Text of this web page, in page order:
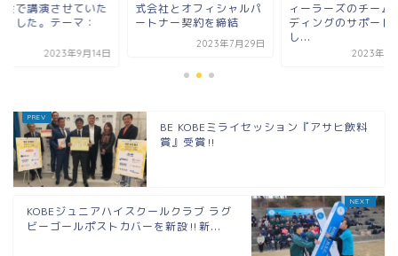
会で講演させていた
ました。テーマ：
2023年9月14日
式会社とオフィシャルパ
ートナー契約を締結
2023年7月29日
ィーラーズのチーム
ディングのサポート
し...
2023年10
BE KOBEミライセッション『アサヒ飲料
賞』受賞‼
KOBEジュニアハイスクールクラブ ラグ
ビーゴールポストカバーを新設‼新...